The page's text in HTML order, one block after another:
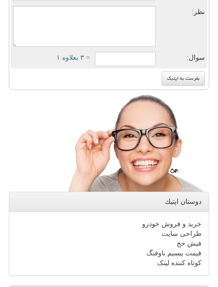
نظر:
سوال: = ۳ بعلاوه ۱
دوستان اپتیك
خرید و فروش خودرو
طراحی سایت
فیش حج
قیمت بیسیم باوفنگ
کوتاه کننده لینک